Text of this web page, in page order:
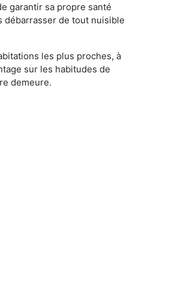
garantir sa propre santé
débarrasser de tout nuisible
les plus proches, à
sur les habitudes de
demeure.